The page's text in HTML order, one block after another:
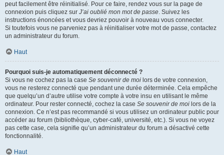
peut facilement être réinitialisé. Pour ce faire, rendez vous sur la page de
connexion puis cliquez sur J’ai oublié mon mot de passe. Suivez les
instructions énoncées et vous devriez pouvoir à nouveau vous connecter.
Si toutefois vous ne parveniez pas à réinitialiser votre mot de passe, contactez
un administrateur du forum.
Haut
Pourquoi suis-je automatiquement déconnecté ?
Si vous ne cochez pas la case Se souvenir de moi lors de votre connexion,
vous ne resterez connecté que pendant une durée déterminée. Cela empêche
que quelqu’un d’autre utilise votre compte à votre insu en utilisant le même
ordinateur. Pour rester connecté, cochez la case Se souvenir de moi lors de la
connexion. Ce n’est pas recommandé si vous utilisez un ordinateur public pour
accéder au forum (bibliothèque, cyber-café, université, etc.). Si vous ne voyez
pas cette case, cela signifie qu’un administrateur du forum a désactivé cette
fonctionnalité.
Haut